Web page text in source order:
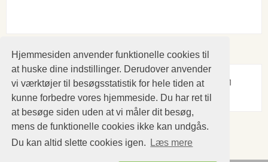
Hjemmesiden anvender funktionelle cookies til
at huske dine indstillinger. Derudover anvender
vi værktøjer til besøgsstatistik for hele tiden at
kunne forbedre vores hjemmeside. Du har ret til
at besøge siden uden at vi måler dit besøg,
mens de funktionelle cookies ikke kan undgås.
Du kan altid slette cookies igen.
Læs mere
Webmaster:pia.gronvang@hotmail.com/ 30 32 32 01